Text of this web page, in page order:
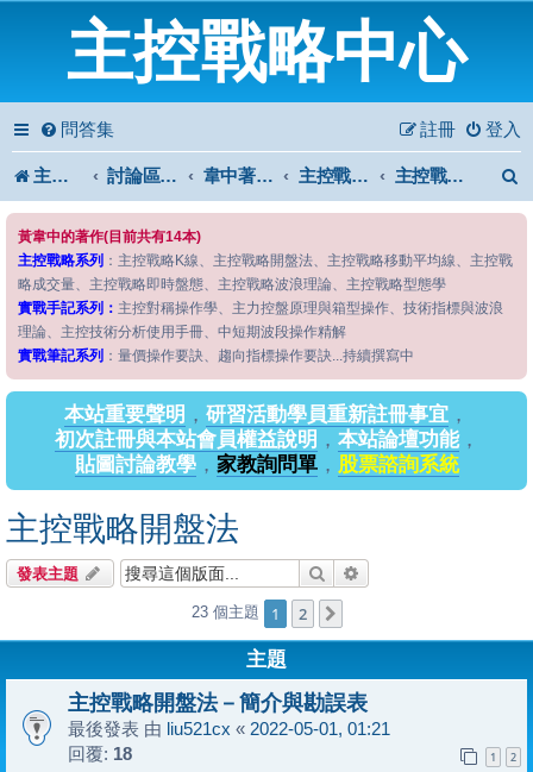
主控戰略中心
問答集 登入
註冊
主控戰略中心 討論區首頁 韋中著作問答區 主控戰略系列 主控戰略開盤法
黃韋中的著作(目前共有14本)
主控戰略系列 ：主控戰略K線、主控戰略開盤法、主控戰略移動平均線、主控戰
略成交量、主控戰略即時盤態、主控戰略波浪理論、主控戰略型態學
實戰手記系列： 主控對稱操作學、主力控盤原理與箱型操作、技術指標與波浪
理論、主控技術分析使用手冊、中短期波段操作精解
實戰筆記系列 ：量價操作要訣、趨向指標操作要訣...持續撰寫中
本站重要聲明 ， 研習活動學員重新註冊事宜 ，
初次註冊與本站會員權益說明 ， 本站論壇功能，
貼圖討論教學， 家教詢問單， 股票諮詢系統
主控戰略開盤法
發表主題 搜尋
23 個主題 1 2
主題
主控戰略開盤法－簡介與勘誤表
最後發表 由 liu521cx « 2022-05-01, 01:21
回覆: 18 1 2